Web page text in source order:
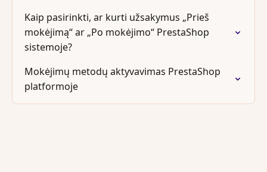
Kaip pasirinkti, ar kurti užsakymus „Prieš
mokėjimą“ ar „Po mokėjimo“ PrestaShop
sistemoje?
Mokėjimų metodų aktyvavimas PrestaShop
platformoje